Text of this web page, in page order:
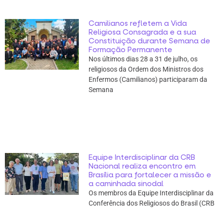
Camilianos refletem a Vida
Religiosa Consagrada e a sua
Constituição durante Semana de
Formação Permanente
Nos últimos dias 28 a 31 de julho, os
religiosos da Ordem dos Ministros dos
Enfermos (Camilianos) participaram da
Semana
Equipe Interdisciplinar da CRB
Nacional realiza encontro em
Brasília para fortalecer a missão e
a caminhada sinodal
Os membros da Equipe Interdisciplinar da
Conferência dos Religiosos do Brasil (CRB